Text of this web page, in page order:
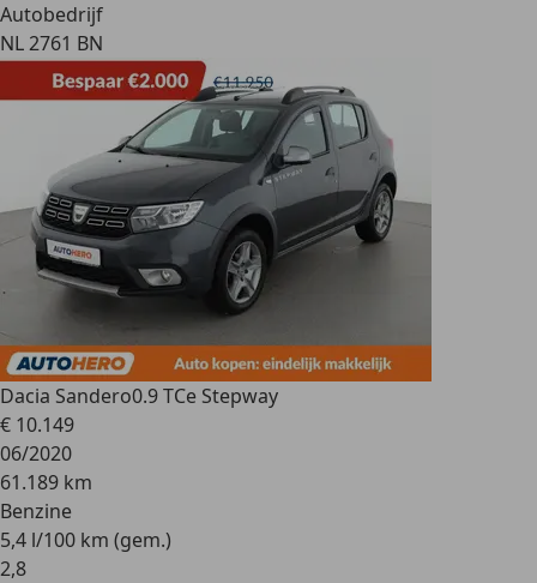
Autobedrijf
NL 2761 BN
Dacia Sandero0.9 TCe Stepway
€ 10.149
06/2020
61.189 km
Benzine
5,4 l/100 km (gem.)
2,8